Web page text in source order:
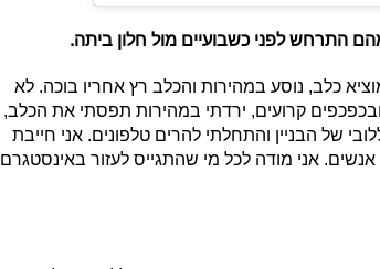
התרחש לפני כשבועיים מול חלון ביתה.
כלב, נוסע במהירות והכלב רץ אחריו בוכה. לא
קרועים, ירדתי במהירות תפסתי את הכלב,
של הבניין והתחלתי להרים טלפונים. אני חייבת
אנשים. אני מודה לכל מי שהתגייס לעזור באינסטגרם